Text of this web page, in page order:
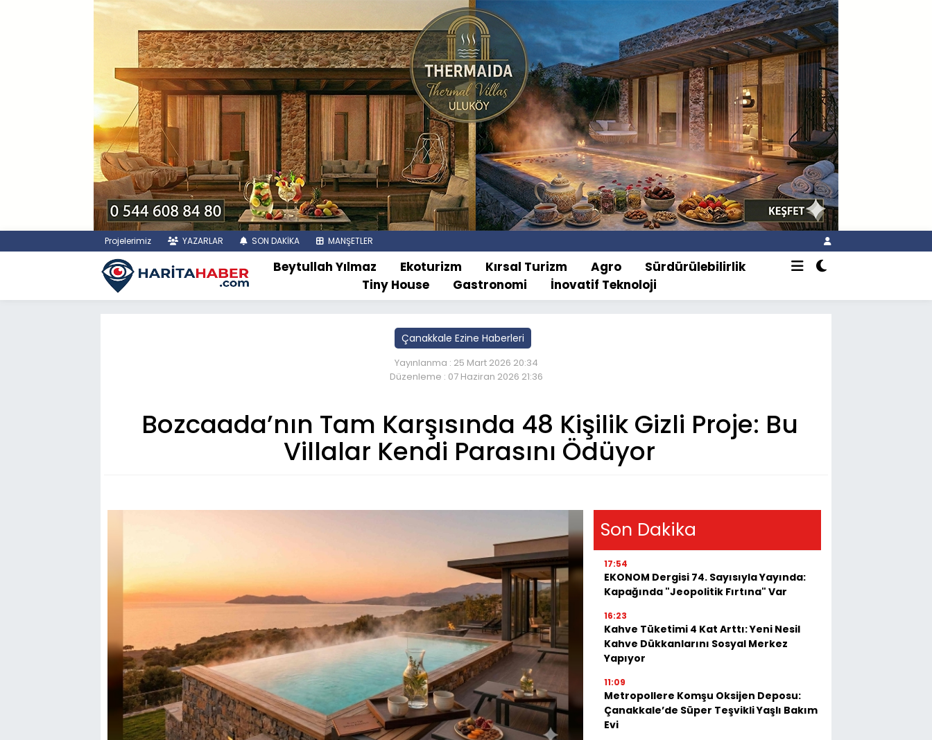
Projelerimiz YAZARLAR SON DAKİKA MANŞETLER
Beytullah Yılmaz Ekoturizm Kırsal Turizm Agro
Sürdürülebilirlik
Tiny House
Gastronomi İnovatif Teknoloji
Çanakkale Ezine Haberleri
Yayınlanma : 25 Mart 2026 20:34
Düzenleme : 07 Haziran 2026 21:36
Bozcaada’nın Tam Karşısında 48 Kişilik Gizli Proje: Bu
Villalar Kendi Parasını Ödüyor
Son Dakika
17:54
EKONOM Dergisi 74. Sayısıyla Yayında:
Kapağında "Jeopolitik Fırtına" Var
16:23
Kahve Tüketimi 4 Kat Arttı: Yeni Nesil
Kahve Dükkanlarını Sosyal Merkez
Yapıyor
11:09
Metropollere Komşu Oksijen Deposu:
Çanakkale’de Süper Teşvikli Yaşlı Bakım
Evi